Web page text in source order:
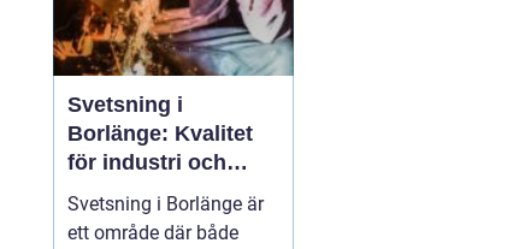
Svetsning i
Borlänge: Kvalitet
för industri och
konstruktion
Svetsning i Borlänge är
ett område där både